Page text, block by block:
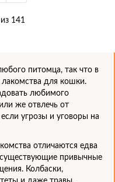
141
питомца, так что в
лакомства для кошки.
любимого
же отвлечь от
угрозы и уговоры на
отличаются едва
привычные
Колбаски,